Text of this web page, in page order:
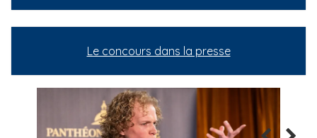
Le concours dans la presse